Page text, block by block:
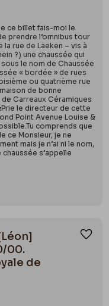
ce billet fais-moi le
prendre l’omnibus tour
rue de Laeken – vis à
?) une chaussée qui
le nom de Chaussée
« bordée » de rues
ou quatrième rue
de bonne
Carreaux Céramiques
le directeur de cette
Point Avenue Louise &
comprends que
ce Monsieur, je ne
mais je n’ai ni le nom,
s’appelle
00.
de